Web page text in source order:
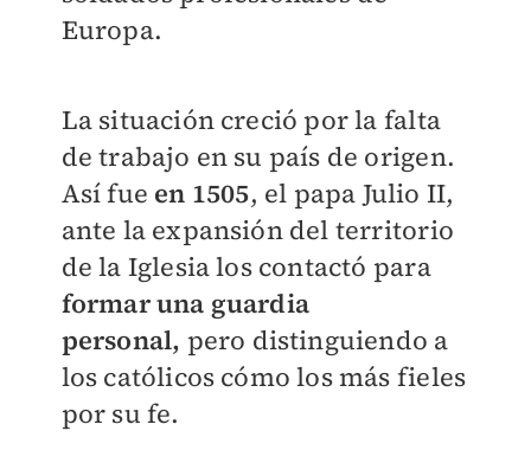
Europa.
La situación creció por la falta
de trabajo en su país de origen.
Así fue en 1505, el papa Julio II,
ante la expansión del territorio
de la Iglesia los contactó para
formar una guardia
personal, pero distinguiendo a
los católicos cómo los más fieles
por su fe.